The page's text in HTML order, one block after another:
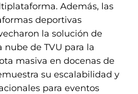
Además, las
deportivas
la solución de
de TVU para la
masiva en docenas de
su escalabilidad y
para eventos